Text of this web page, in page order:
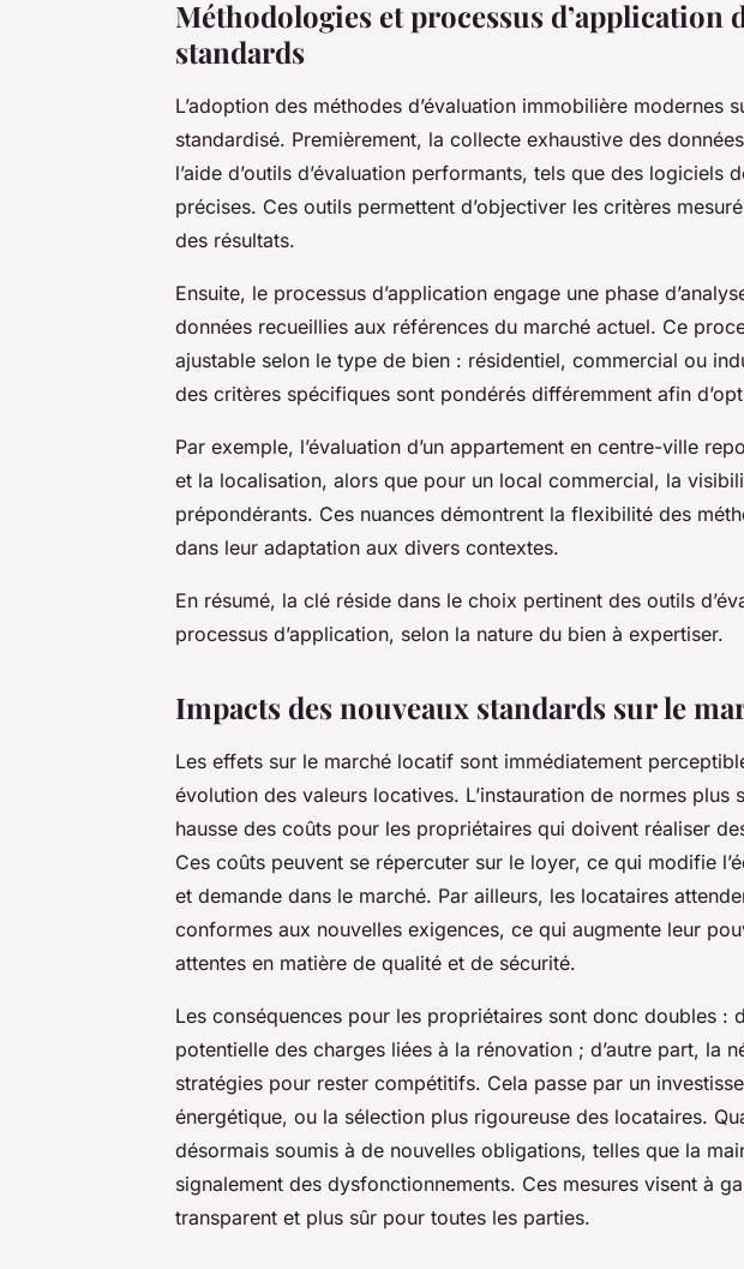
Méthodologies et processus d’application
standards
L’adoption des méthodes d’évaluation immobilière modernes
standardisé. Premièrement, la collecte exhaustive des
l’aide d’outils d’évaluation performants, tels que des logiciels
précises. Ces outils permettent d’objectiver les critères
des résultats.
Ensuite, le processus d’application engage une phase
données recueillies aux références du marché actuel. Ce
ajustable selon le type de bien : résidentiel, commercial ou
des critères spécifiques sont pondérés différemment afin
Par exemple, l’évaluation d’un appartement en centre-ville
et la localisation, alors que pour un local commercial, la
prépondérants. Ces nuances démontrent la flexibilité des
dans leur adaptation aux divers contextes.
En résumé, la clé réside dans le choix pertinent des outils
processus d’application, selon la nature du bien à expertiser.
Impacts des nouveaux standards sur le
Les effets sur le marché locatif sont immédiatement
évolution des valeurs locatives. L’instauration de normes plus
hausse des coûts pour les propriétaires qui doivent réaliser
Ces coûts peuvent se répercuter sur le loyer, ce qui modifie
et demande dans le marché. Par ailleurs, les locataires
conformes aux nouvelles exigences, ce qui augmente leur
attentes en matière de qualité et de sécurité.
Les conséquences pour les propriétaires sont donc doubles :
potentielle des charges liées à la rénovation ; d’autre part, la
stratégies pour rester compétitifs. Cela passe par un
énergétique, ou la sélection plus rigoureuse des locataires.
désormais soumis à de nouvelles obligations, telles que la
signalement des dysfonctionnements. Ces mesures visent à
transparent et plus sûr pour toutes les parties.